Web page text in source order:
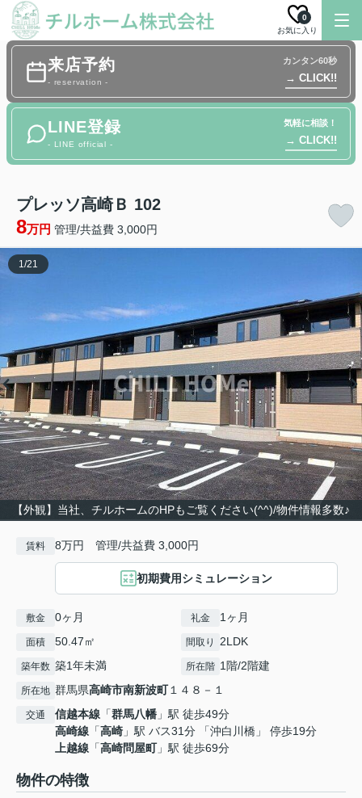
お気に入り
0
来店予約
- reservation -
カンタン60秒
→ CLICK!!
LINE登録
- LINE official -
気軽に相談！
→ CLICK!!
プレッソ高崎Ｂ 102
8万円 管理/共益費 3,000円
【外観】当社、チルホームのHPもご覧ください(^^)/物件情報多数♪
1/21
賃料 8万円 管理/共益費 3,000円
初期費用シミュレーション
敷金 0ヶ月 礼金 1ヶ月
面積 50.47㎡ 間取り 2LDK
築年数 築1年未満 所在階 1階/2階建
所在地 群馬県高崎市南新波町１４８－１
交通 信越本線 「群馬八幡 」駅 徒歩49分
高崎線 「高崎 」駅 バス31分 「沖白川橋」 停歩19分
上越線 「高崎問屋町」駅 徒歩69分
物件の特徴